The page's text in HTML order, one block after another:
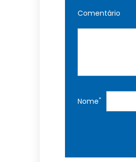
Comentário
Nome*